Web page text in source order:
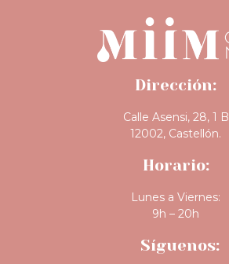
Dirección:
Calle Asensi, 28, 1 B
12002, Castellón.
Horario:
Lunes a Viernes:
9h – 20h
Síguenos: